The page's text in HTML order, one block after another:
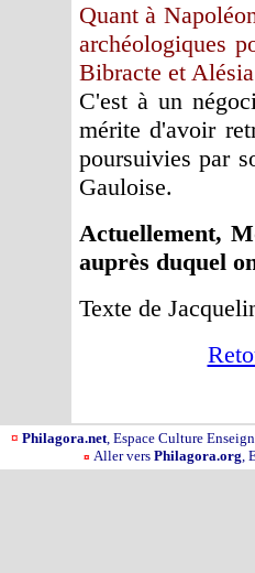
Quant à
archéologiques
Bibracte et
C'est à un
mérite d'avoir
poursuivies par
Gauloise.
Actuellement,
auprès duquel
Texte de
¤ Philagora.net, Espace Culture
¤ Aller vers Philagora.org,